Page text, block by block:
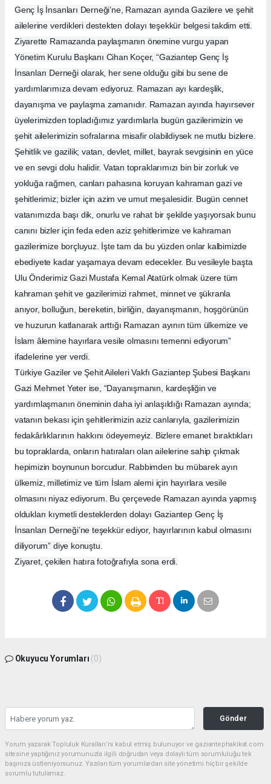
Genç İş İnsanları Derneği’ne, Ramazan ayında Gazilere ve şehit
ailelerine verdikleri destekten dolayı teşekkür belgesi takdim etti.
Ziyarette Ramazanda paylaşmanın önemine vurgu yapan
Yönetim Kurulu Başkanı Cihan Koçer, “Gaziantep Genç İş
İnsanları Derneği olarak, her sene olduğu gibi bu sene de
yardımlarımıza devam ediyoruz. Ramazan ayı kardeşlik,
dayanışma ve paylaşma zamanıdır. Ramazan ayında hayırsever
üyelerimizden topladığımız yardımlarla bugün gazilerimizin ve
şehit ailelerimizin sofralarına misafir olabildiysek ne mutlu bizlere.
Şehitlik ve gazilik; vatan, devlet, millet, bayrak sevgisinin en yüce
ve en sevgi dolu halidir. Vatan topraklarımızı bin bir zorluk ve
yokluğa rağmen, canları pahasına koruyan kahraman gazi ve
şehitlerimiz; bizler için azim ve umut meşalesidir. Bugün cennet
vatanımızda başı dik, onurlu ve rahat bir şekilde yaşıyorsak bunu
canını bizler için feda eden aziz şehitlerimize ve kahraman
gazilerimize borçluyuz. İşte tam da bu yüzden onlar kalbimizde
ebediyete kadar yaşamaya devam edecekler. Bu vesileyle başta
Ulu Önderimiz Gazi Mustafa Kemal Atatürk olmak üzere tüm
kahraman şehit ve gazilerimizi rahmet, minnet ve şükranla
anıyor, bolluğun, bereketin, birliğin, dayanışmanın, hoşgörünün
ve huzurun katlanarak arttığı Ramazan ayının tüm ülkemize ve
İslam âlemine hayırlara vesile olmasını temenni ediyorum”
ifadelerine yer verdi.
Türkiye Gaziler ve Şehit Aileleri Vakfı Gaziantep Şubesi Başkanı
Gazi Mehmet Yeter ise, “Dayanışmanın, kardeşliğin ve
yardımlaşmanın öneminin daha iyi anlaşıldığı Ramazan ayında;
vatanın bekası için şehitlerimizin aziz canlarıyla, gazilerimizin
fedakârlıklarının hakkını ödeyemeyiz. Bizlere emanet bıraktıkları
bu topraklarda, onların hatıraları olan ailelerine sahip çıkmak
hepimizin boynunun borcudur. Rabbimden bu mübarek ayın
ülkemiz, milletimiz ve tüm İslam alemi için hayırlara vesile
olmasını niyaz ediyorum. Bu çerçevede Ramazan ayında yapmış
oldukları kıymetli desteklerden dolayı Gaziantep Genç İş
İnsanları Derneği’ne teşekkür ediyor, hayırlarının kabul olmasını
diliyorum” diye konuştu.
Ziyaret, çekilen hatıra fotoğrafıyla sona erdi.
Okuyucu Yorumları (0)
Gönder
Yorum yazarak Topluluk Kuralları’nı kabul etmiş bulunuyor ve gaziantephakikat.com
sitesine yaptığınız yorumunuzla ilgili doğrudan veya dolaylı tüm sorumluluğu tek
başınıza üstleniyorsunuz. Yazılan tüm yorumlardan site yönetimi hiçbir şekilde
sorumlu tutulamaz.